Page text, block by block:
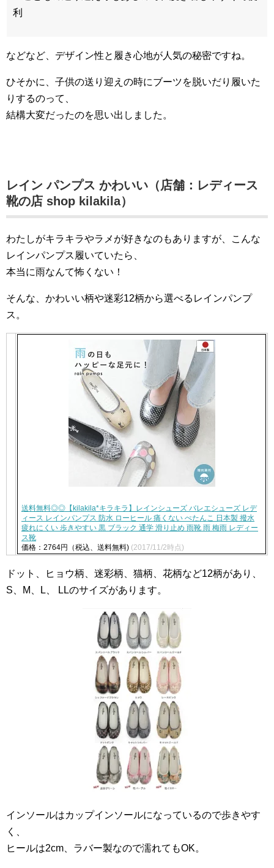
利
などなど、デザイン性と履き心地が人気の秘密ですね。
ひそかに、子供の送り迎えの時にブーツを脱いだり履いた
りするのって、
結構大変だったのを思い出しました。
レイン パンプス かわいい（店舗：レディース
靴の店 shop kilakila）
わたしがキラキラやラメが好きなのもありますが、こんな
レインパンプス履いていたら、
本当に雨なんて怖くない！
そんな、かわいい柄や迷彩12柄から選べるレインパンプ
ス。
送料無料◎◎【kilakila*キラキラ】レインシューズ バレエシューズ レデ
ィース レインパンプス 防水 ローヒール 痛くない ぺたんこ 日本製 撥水
疲れにくい 歩きやすい 黒 ブラック 通学 滑り止め 雨靴 雨 梅雨 レディー
ス靴
価格：2764円（税込、送料無料) (2017/11/2時点)
ドット、ヒョウ柄、迷彩柄、猫柄、花柄など12柄があり、
S、M、L、 LLのサイズがあります。
インソールはカップインソールになっているので歩きやす
く、
ヒールは2cm、ラバー製なので濡れてもOK。